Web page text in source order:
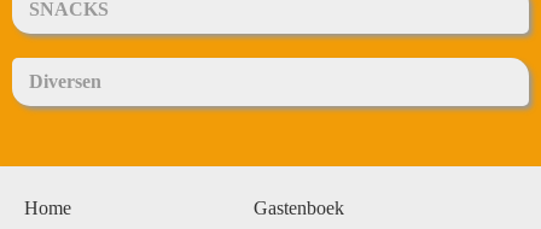
SNACKS
Diversen
Home
Gastenboek